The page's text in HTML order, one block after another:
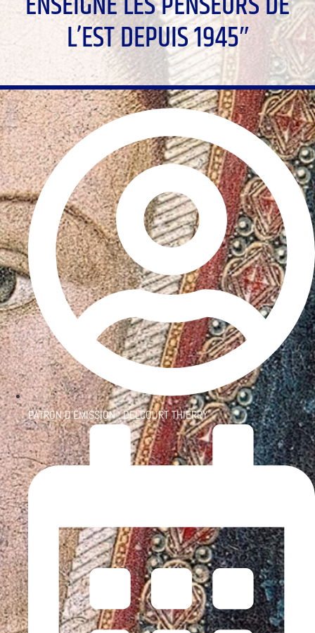
L’EST DEPUIS 1945″
PATRON D'ÉMISSION :DELCOURT THIERRY